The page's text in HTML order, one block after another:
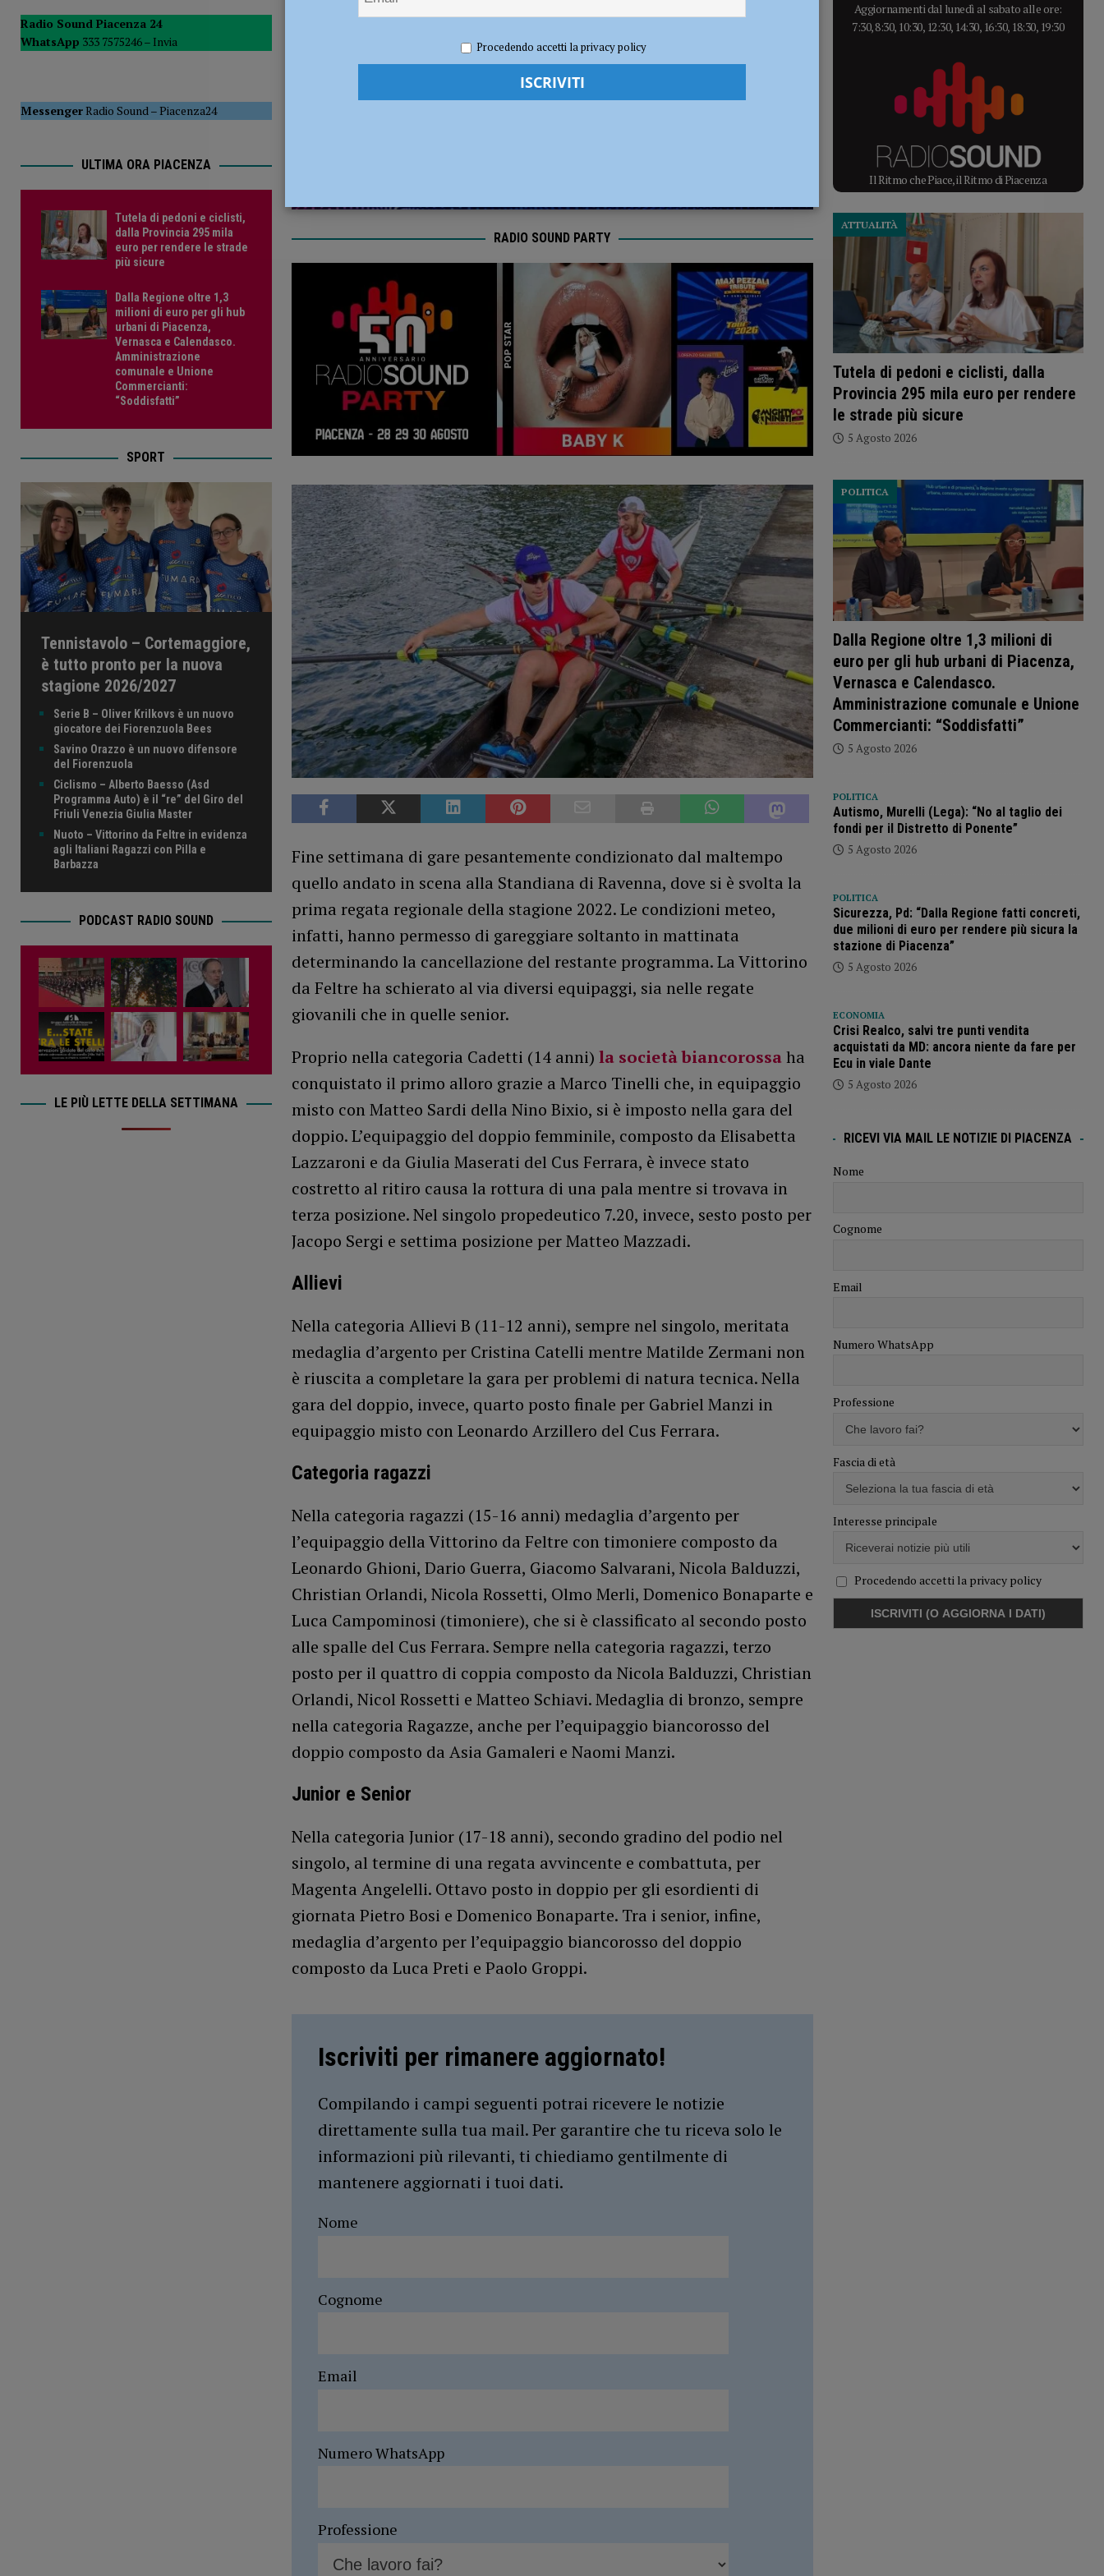
POLITICA
[ 5 Agosto 2026 ] Caldo estremo e asili nido, Tagliaferri (FdI): “Verificare subito la situazione nella provincia di Piacenza”
Carlofilippo Vardelli Canottaggio,Notizie,Sport
RADIO SOUND PARTY
Fine settimana di gare pesantemente condizionato dal maltempo
quello andato in scena alla Standiana di Ravenna, dove si è svolta la
prima regata regionale della stagione 2022. Le condizioni meteo,
infatti, hanno permesso di gareggiare soltanto in mattinata
determinando la cancellazione del restante programma. La Vittorino
da Feltre ha schierato al via diversi equipaggi, sia nelle regate
giovanili che in quelle senior.
Proprio nella categoria Cadetti (14 anni) la società biancorossaha
conquistato il primo alloro grazie a Marco Tinelli che, in equipaggio
misto con Matteo Sardi della Nino Bixio, si è imposto nella gara del
doppio. L’equipaggio del doppio femminile, composto da Elisabetta
Lazzaroni e da Giulia Maserati del Cus Ferrara, è invece stato
costretto al ritiro causa la rottura di una pala mentre si trovava in
terza posizione. Nel singolo propedeutico 7.20, invece, sesto posto per
Jacopo Sergi e settima posizione per Matteo Mazzadi.
Allievi
Nella categoria Allievi B (11-12 anni), sempre nel singolo, meritata
medaglia d’argento per Cristina Catelli mentre Matilde Zermani non
è riuscita a completare la gara per problemi di natura tecnica. Nella
gara del doppio, invece, quarto posto finale per Gabriel Manzi in
equipaggio misto con Leonardo Arzillero del Cus Ferrara.
Categoria ragazzi
Nella categoria ragazzi (15-16 anni) medaglia d’argento per
l’equipaggio della Vittorino da Feltre con timoniere composto da
Leonardo Ghioni, Dario Guerra, Giacomo Salvarani, Nicola Balduzzi,
Christian Orlandi, Nicola Rossetti, Olmo Merli, Domenico Bonaparte e
Luca Campominosi (timoniere), che si è classificato al secondo posto
alle spalle del Cus Ferrara. Sempre nella categoria ragazzi, terzo
posto per il quattro di coppia composto da Nicola Balduzzi, Christian
Orlandi, Nicol Rossetti e Matteo Schiavi. Medaglia di bronzo, sempre
nella categoria Ragazze, anche per l’equipaggio biancorosso del
doppio composto da Asia Gamaleri e Naomi Manzi.
Junior e Senior
Nella categoria Junior (17-18 anni), secondo gradino del podio nel
singolo, al termine di una regata avvincente e combattuta, per
Magenta Angelelli. Ottavo posto in doppio per gli esordienti di
giornata Pietro Bosi e Domenico Bonaparte. Tra i senior, infine,
medaglia d’argento per l’equipaggio biancorosso del doppio
composto da Luca Preti e Paolo Groppi.
Iscriviti per rimanere aggiornato!
Compilando i campi seguenti potrai ricevere le notizie
direttamente sulla tua mail. Per garantire che tu riceva solo le
informazioni più rilevanti, ti chiediamo gentilmente di
mantenere aggiornati i tuoi dati.
Nome
Cognome
Email
Numero WhatsApp
Professione
Radio Sound Piacenza 24
WhatsApp 333 7575246 – Invia
MessengerRadio Sound–Piacenza24
ULTIMA ORA PIACENZA
Tutela di pedoni e ciclisti,
dalla Provincia 295 mila
euro per rendere le strade
più sicure
Dalla Regione oltre 1,3
milioni di euro per gli hub
urbani di Piacenza,
Vernasca e Calendasco.
Amministrazione
comunale e Unione
Commercianti:
“Soddisfatti”
SPORT
Tennistavolo – Cortemaggiore,
è tutto pronto per la nuova
stagione 2026/2027
Serie B – Oliver Krilkovs è un nuovo
giocatore dei Fiorenzuola Bees
Savino Orazzo è un nuovo difensore
del Fiorenzuola
Ciclismo – Alberto Baesso (Asd
Programma Auto) è il “re” del Giro del
Friuli Venezia Giulia Master
Nuoto – Vittorino da Feltre in evidenza
agli Italiani Ragazzi con Pilla e
Barbazza
PODCAST RADIO SOUND
LE PIÙ LETTE DELLA SETTIMANA
Aggiornamenti dal lunedì al sabato alle ore:
7:30, 8:30, 10:30, 12:30, 14:30, 16:30, 18:30, 19:30
Il Ritmo che Piace, il Ritmo di Piacenza
Tutela di pedoni e ciclisti, dalla
Provincia 295 mila euro per rendere
le strade più sicure
ATTUALITÀ
5 Agosto 2026
Dalla Regione oltre 1,3 milioni di
euro per gli hub urbani di Piacenza,
Vernasca e Calendasco.
Amministrazione comunale e Unione
Commercianti: “Soddisfatti”
POLITICA
5 Agosto 2026
POLITICA
Autismo, Murelli (Lega): “No al taglio dei
fondi per il Distretto di Ponente”
5 Agosto 2026
POLITICA
Sicurezza, Pd: “Dalla Regione fatti concreti,
due milioni di euro per rendere più sicura la
stazione di Piacenza”
5 Agosto 2026
ECONOMIA
Crisi Realco, salvi tre punti vendita
acquistati da MD: ancora niente da fare per
Ecu in viale Dante
5 Agosto 2026
RICEVI VIA MAIL LE NOTIZIE DI PIACENZA
Nome
Cognome
Email
Numero WhatsApp
Professione
Fascia di età
Interesse principale
Procedendo accetti la privacy policy
Procedendo accetti la privacy policy